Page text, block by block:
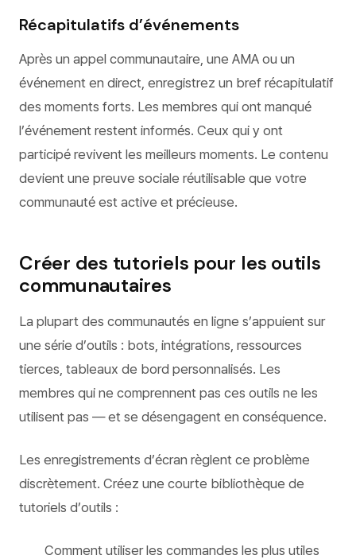
Récapitulatifs d’événements
Après un appel communautaire, une AMA ou un
événement en direct, enregistrez un bref récapitulatif
des moments forts. Les membres qui ont manqué
l’événement restent informés. Ceux qui y ont
participé revivent les meilleurs moments. Le contenu
devient une preuve sociale réutilisable que votre
communauté est active et précieuse.
Créer des tutoriels pour les outils
communautaires
La plupart des communautés en ligne s’appuient sur
une série d’outils : bots, intégrations, ressources
tierces, tableaux de bord personnalisés. Les
membres qui ne comprennent pas ces outils ne les
utilisent pas — et se désengagent en conséquence.
Les enregistrements d’écran règlent ce problème
discrètement. Créez une courte bibliothèque de
tutoriels d’outils :
Comment utiliser les commandes les plus utiles